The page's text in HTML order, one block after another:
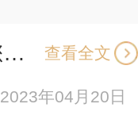
总结2023年希腊投资移民政策，帮助您在三分钟内了解希腊移民！ 查看全文
2023年04月20日